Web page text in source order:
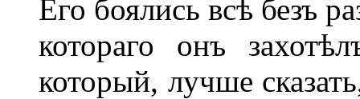
Его боялись всѣ безъ
котораго онъ
который, лучше